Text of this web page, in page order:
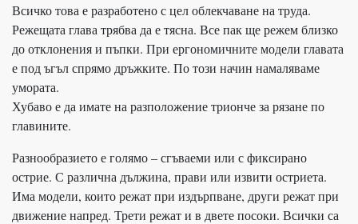
Всичко това е разработено с цел облекчаване на труда.
Режещата глава трябва да е тясна. Все пак ще режем близко
до отклонения и пъпки. При ергономичните модели главата
е под ъгъл спрямо дръжките. По този начин намаляваме
умората.
Хубаво е да имате на разположение трионче за рязане по
главините.
Разнообразието е голямо – сгъваеми или с фиксирано
острие. С различна дължина, прави или извити остриета.
Има модели, които режат при издърпване, други режат при
движение напред. Трети режат и в двете посоки. Всички са